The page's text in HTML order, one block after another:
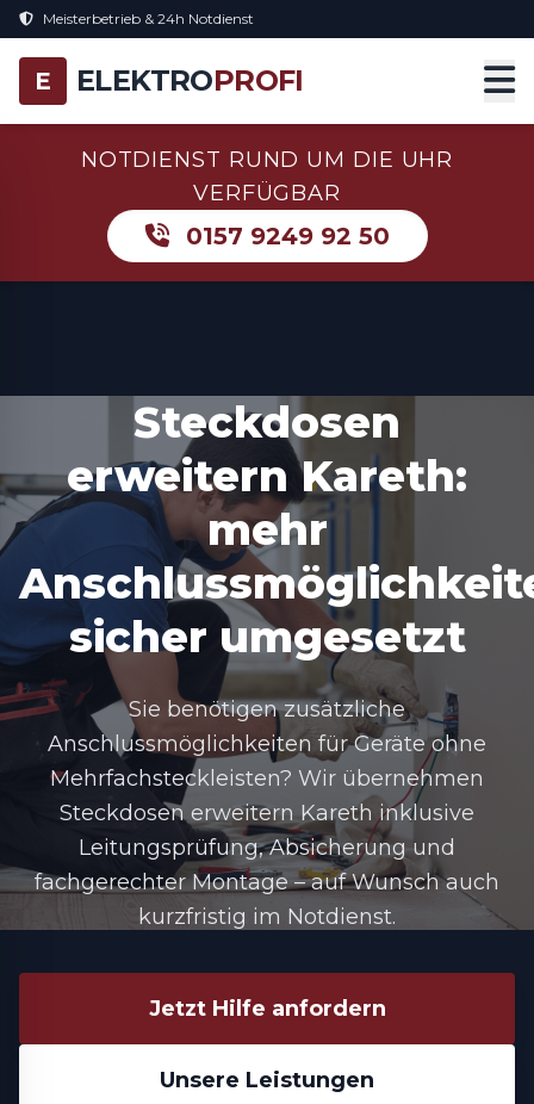
Meisterbetrieb & 24h Notdienst
E ELEKTROPROFI
NOTDIENST RUND UM DIE UHR
VERFÜGBAR
0157 9249 92 50
Steckdosen
erweitern Kareth:
mehr
sicher umgesetzt
Sie benötigen zusätzliche
Anschlussmöglichkeiten für Geräte ohne
Mehrfachsteckleisten? Wir übernehmen
Steckdosen erweitern Kareth inklusive
Leitungsprüfung, Absicherung und
fachgerechter Montage – auf Wunsch auch
kurzfristig im Notdienst.
Jetzt Hilfe anfordern
Unsere Leistungen